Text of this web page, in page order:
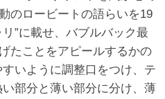
のロービートの語らいを19
”に載せ、バブルバック最
たことをアピールするかの
いように調整口をつけ、テ
部分と薄い部分に分け、薄